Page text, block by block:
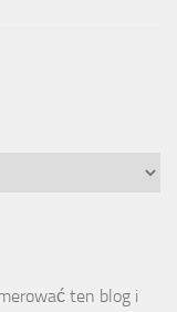
ten blog i